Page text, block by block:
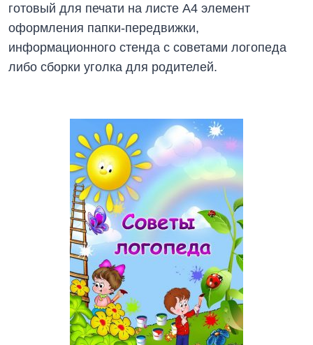
готовый для печати на листе А4 элемент
оформления папки-передвижки,
информационного стенда с советами логопеда
либо сборки уголка для родителей.